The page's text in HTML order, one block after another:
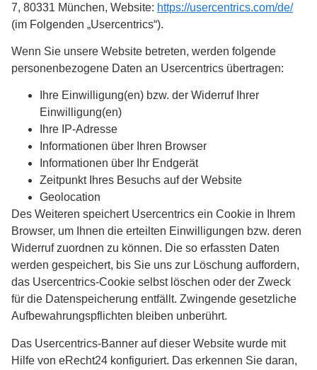
7, 80331 München, Website: https://usercentrics.com/de/
(im Folgenden „Usercentrics“).
Wenn Sie unsere Website betreten, werden folgende
personenbezogene Daten an Usercentrics übertragen:
Ihre Einwilligung(en) bzw. der Widerruf Ihrer
Einwilligung(en)
Ihre IP-Adresse
Informationen über Ihren Browser
Informationen über Ihr Endgerät
Zeitpunkt Ihres Besuchs auf der Website
Geolocation
Des Weiteren speichert Usercentrics ein Cookie in Ihrem
Browser, um Ihnen die erteilten Einwilligungen bzw. deren
Widerruf zuordnen zu können. Die so erfassten Daten
werden gespeichert, bis Sie uns zur Löschung auffordern,
das Usercentrics-Cookie selbst löschen oder der Zweck
für die Datenspeicherung entfällt. Zwingende gesetzliche
Aufbewahrungspflichten bleiben unberührt.
Das Usercentrics-Banner auf dieser Website wurde mit
Hilfe von eRecht24 konfiguriert. Das erkennen Sie daran,